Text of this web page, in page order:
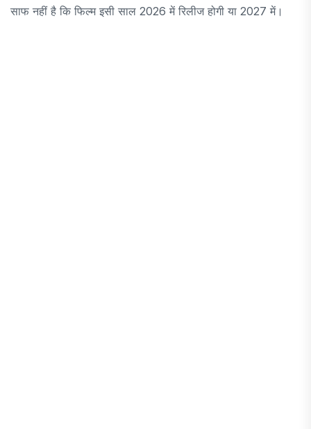
साफ नहीं है कि फिल्म इसी साल 2026 में रिलीज होगी या 2027 में।